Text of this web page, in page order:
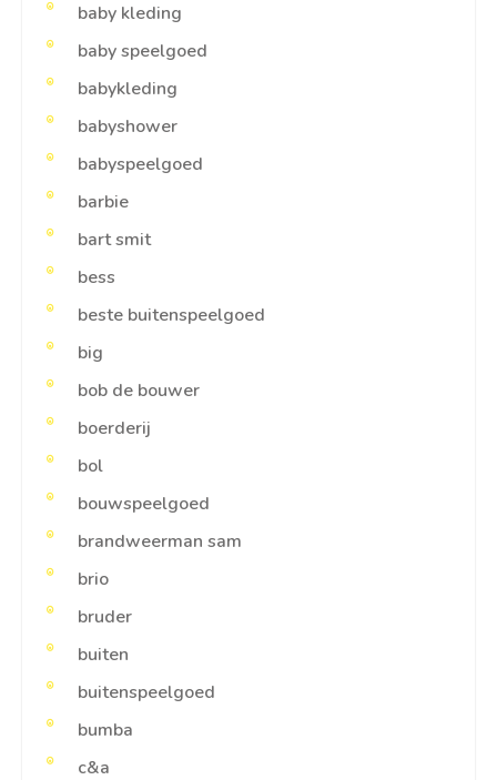
baby kleding
baby speelgoed
babykleding
babyshower
babyspeelgoed
barbie
bart smit
bess
beste buitenspeelgoed
big
bob de bouwer
boerderij
bol
bouwspeelgoed
brandweerman sam
brio
bruder
buiten
buitenspeelgoed
bumba
c&a